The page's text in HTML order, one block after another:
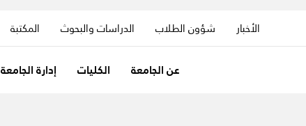
الأخبار شؤون الطلاب الدراسات والبحوث المكتبة
عن الجامعة الكليات إدارة الجامعة